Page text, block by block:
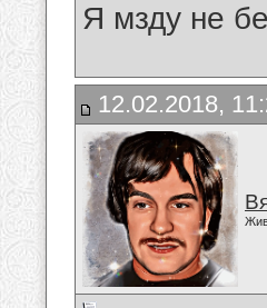
Я мзду не
12.02.2018,